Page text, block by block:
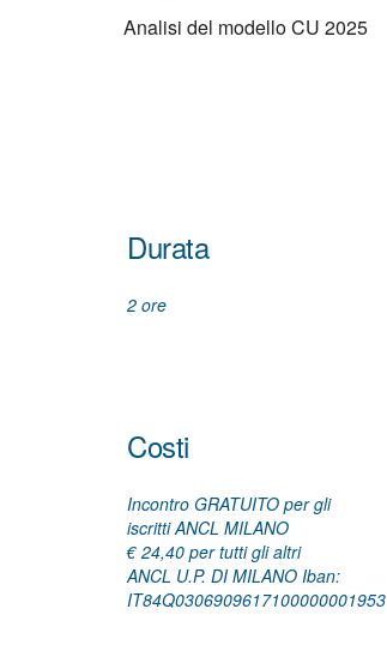
Analisi del modello CU 2025
Durata
2 ore
Costi
Incontro GRATUITO per gli
iscritti ANCL MILANO
€ 24,40 per tutti gli altri
ANCL U.P. DI MILANO Iban:
IT84Q0306909617100000001953